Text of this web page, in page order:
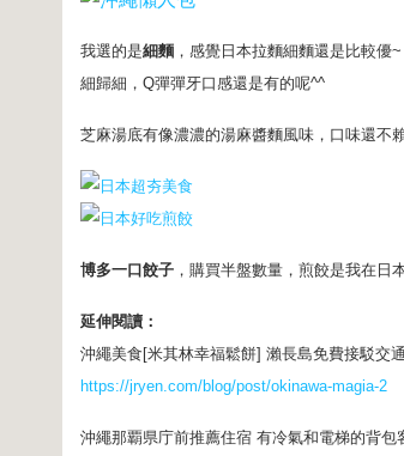
我選的是細麵 ，感覺日本拉麵細麵還是比較優~
細歸細，Q彈彈牙口感還是有的呢^^
芝麻湯底有像濃濃的湯麻醬麵風味，口味還不
博多一口餃子 ，購買半盤數量，煎餃是我在日
延伸閱讀：
沖繩美食[米其林幸福鬆餅] 瀨長島免費接駁交
https://jryen.com/blog/post/okinawa-magia-2
沖繩那覇県庁前推薦住宿 有冷氣和電梯的背